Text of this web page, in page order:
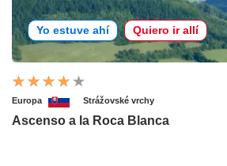
Yo estuve ahí Quiero ir allí
Europa Strážovské vrchy
Ascenso a la Roca Blanca